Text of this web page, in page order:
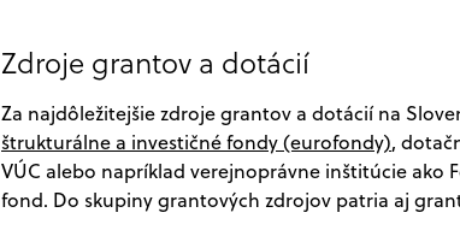
Zdroje grantov a dotácií
Za najdôležitejšie zdroje grantov a dotácií na
štrukturálne a investičné fondy (eurofondy),
VÚC alebo napríklad verejnoprávne inštitúcie ako
fond. Do skupiny grantových zdrojov patria aj